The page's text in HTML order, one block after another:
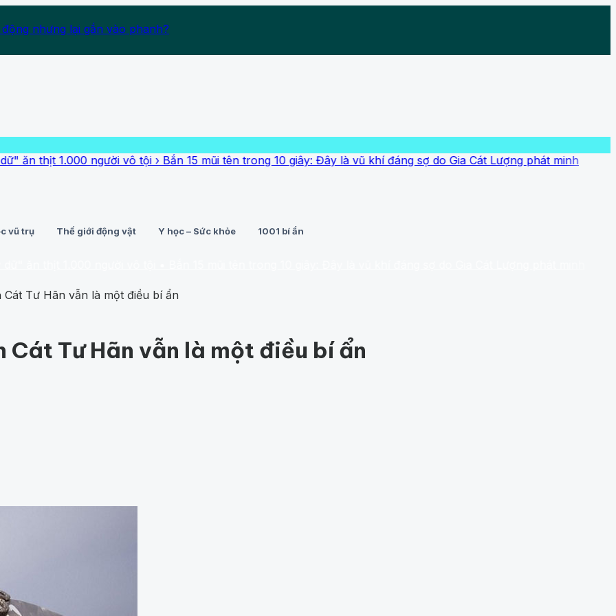
nhưng lại gắn vào phanh?
1.000 người vô tội›Bắn 15 mũi tên trong 10 giây: Đây là vũ khí đáng sợ do Gia Cát Lượng phát minh
vũ trụ Thế giới động vật Y học – Sức khỏe 1001 bí ẩn
Tư Hãn vẫn là một điều bí ẩn
Tư Hãn vẫn là một điều bí ẩn